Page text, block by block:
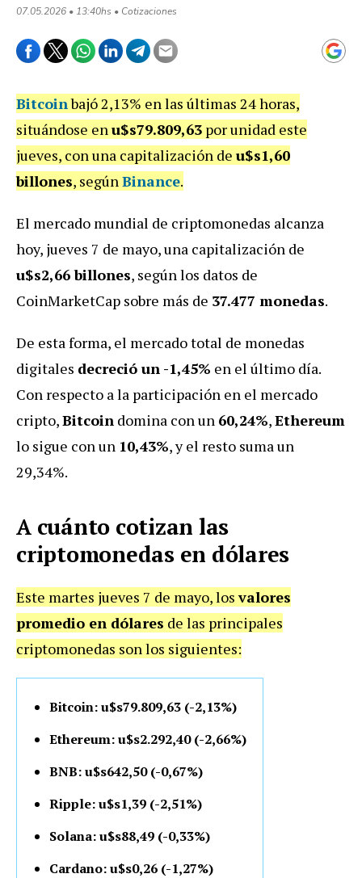
07.05.2026 • 13:40hs • Cotizaciones
Bitcoinbajó 2,13% en las últimas 24 horas,
situándose enu$s79.809,63 por unidad este
jueves, con una capitalización de u$s1,60
billones, segúnBinance.
El mercado mundial de criptomonedas alcanza
hoy, jueves 7 de mayo, una capitalización de
u$s2,66 billones, según los datos de
CoinMarketCap sobre más de 37.477 monedas.
De esta forma, el mercado total de monedas
digitales decreció un -1,45% en el último día.
Con respecto a la participación en el mercado
cripto,Bitcoin domina con un 60,24%,Ethereum
lo sigue con un 10,43%, y el resto suma un
29,34%.
A cuánto cotizan las
criptomonedas en dólares
Este martes jueves 7 de mayo, losvalores
promedio en dólares de las principales
criptomonedas son los siguientes:
Bitcoin: u$s79.809,63 (-2,13%)
Ethereum: u$s2.292,40 (-2,66%)
BNB: u$s642,50 (-0,67%)
Ripple: u$s1,39 (-2,51%)
Solana: u$s88,49 (-0,33%)
Cardano: u$s0,26 (-1,27%)